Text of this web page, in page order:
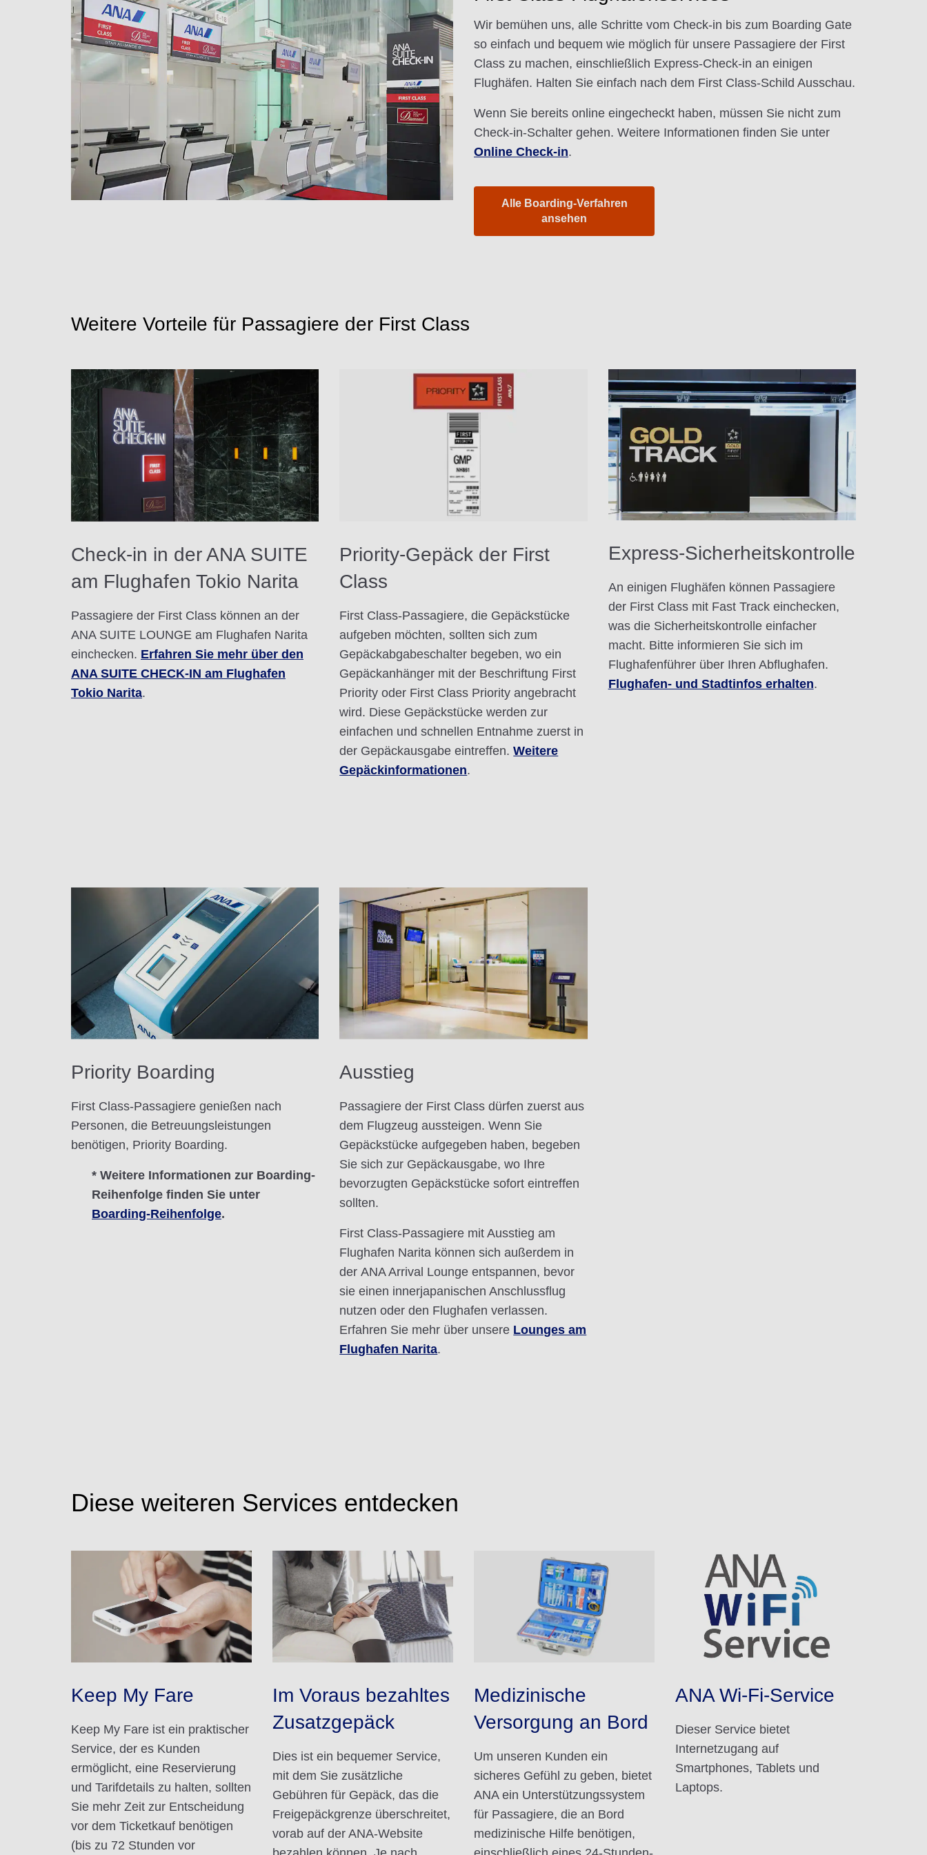
Wir bemühen uns, alle Schritte vom Check-in bis zum Boarding Gate
so einfach und bequem wie möglich für unsere Passagiere der First
Class zu machen, einschließlich Express-Check-in an einigen
Flughäfen. Halten Sie einfach nach dem First Class-Schild Ausschau.
Wenn Sie bereits online eingecheckt haben, müssen Sie nicht zum
Check-in-Schalter gehen. Weitere Informationen finden Sie unter
Online Check-in.
Alle Boarding-Verfahren
ansehen
Weitere Vorteile für Passagiere der First Class
Check-in in der ANA SUITE
am Flughafen Tokio Narita
Passagiere der First Class können an der
ANA SUITE LOUNGE am Flughafen Narita
einchecken. Erfahren Sie mehr über den
ANA SUITE CHECK-IN am Flughafen
Tokio Narita.
Priority-Gepäck der First
Class
First Class-Passagiere, die Gepäckstücke
aufgeben möchten, sollten sich zum
Gepäckabgabeschalter begeben, wo ein
Gepäckanhänger mit der Beschriftung First
Priority oder First Class Priority angebracht
wird. Diese Gepäckstücke werden zur
einfachen und schnellen Entnahme zuerst in
der Gepäckausgabe eintreffen.Weitere
Gepäckinformationen.
Express-Sicherheitskontrolle
An einigen Flughäfen können Passagiere
der First Class mit Fast Track einchecken,
was die Sicherheitskontrolle einfacher
macht. Bitte informieren Sie sich im
Flughafenführer über Ihren Abflughafen.
Flughafen- und Stadtinfos erhalten.
Priority Boarding
First Class-Passagiere genießen nach
Personen, die Betreuungsleistungen
benötigen, Priority Boarding.
* Weitere Informationen zur Boarding-
Reihenfolge finden Sie unter
Boarding-Reihenfolge.
Ausstieg
Passagiere der First Class dürfen zuerst aus
dem Flugzeug aussteigen. Wenn Sie
Gepäckstücke aufgegeben haben, begeben
Sie sich zur Gepäckausgabe, wo Ihre
bevorzugten Gepäckstücke sofort eintreffen
sollten.
First Class-Passagiere mit Ausstieg am
Flughafen Narita können sich außerdem in
der ANA Arrival Lounge entspannen, bevor
sie einen innerjapanischen Anschlussflug
nutzen oder den Flughafen verlassen.
Erfahren Sie mehr über unsere Lounges am
Flughafen Narita.
Diese weiteren Services entdecken
Keep My Fare
Keep My Fare ist ein praktischer
Service, der es Kunden
ermöglicht, eine Reservierung
und Tarifdetails zu halten, sollten
Sie mehr Zeit zur Entscheidung
vor dem Ticketkauf benötigen
(bis zu 72 Stunden vor
Im Voraus bezahltes
Zusatzgepäck
Dies ist ein bequemer Service,
mit dem Sie zusätzliche
Gebühren für Gepäck, das die
Freigepäckgrenze überschreitet,
vorab auf der ANA-Website
Medizinische
Versorgung an Bord
Um unseren Kunden ein
sicheres Gefühl zu geben, bietet
ANA ein Unterstützungssystem
für Passagiere, die an Bord
medizinische Hilfe benötigen,
ANA Wi-Fi-Service
Dieser Service bietet
Internetzugang auf
Smartphones, Tablets und
Laptops.